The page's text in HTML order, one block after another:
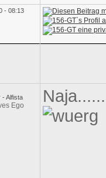
- 08:13
- Alfista